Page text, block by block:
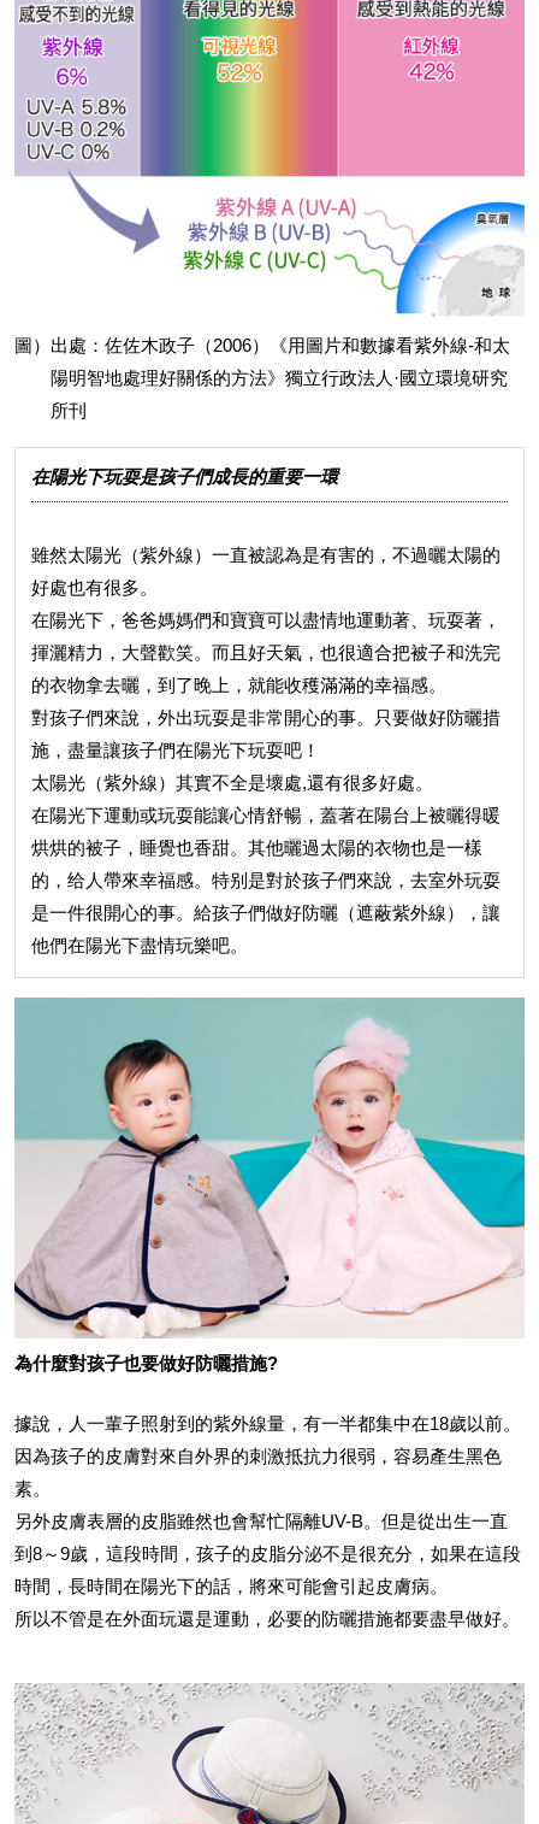
圖）出處：佐佐木政子（2006）《用圖片和數據看紫外線-和太
陽明智地處理好關係的方法》獨立行政法人·國立環境研究
所刊
在陽光下玩耍是孩子們成長的重要一環
雖然太陽光（紫外線）一直被認為是有害的，不過曬太陽的
好處也有很多。
在陽光下，爸爸媽媽們和寶寶可以盡情地運動著、玩耍著，
揮灑精力，大聲歡笑。而且好天氣，也很適合把被子和洗完
的衣物拿去曬，到了晚上，就能收穫滿滿的幸福感。
對孩子們來說，外出玩耍是非常開心的事。只要做好防曬措
施，盡量讓孩子們在陽光下玩耍吧！
太陽光（紫外線）其實不全是壞處,還有很多好處。
在陽光下運動或玩耍能讓心情舒暢，蓋著在陽台上被曬得暖
烘烘的被子，睡覺也香甜。其他曬過太陽的衣物也是一樣
的，给人帶來幸福感。特别是對於孩子們來說，去室外玩耍
是一件很開心的事。給孩子們做好防曬（遮蔽紫外線），讓
他們在陽光下盡情玩樂吧。
為什麼對孩子也要做好防曬措施?
據說，人一輩子照射到的紫外線量，有一半都集中在18歲以前。
因為孩子的皮膚對來自外界的刺激抵抗力很弱，容易產生黑色
素。
另外皮膚表層的皮脂雖然也會幫忙隔離UV-B。但是從出生一直
到8～9歲，這段時間，孩子的皮脂分泌不是很充分，如果在這段
時間，長時間在陽光下的話，將來可能會引起皮膚病。
所以不管是在外面玩還是運動，必要的防曬措施都要盡早做好。